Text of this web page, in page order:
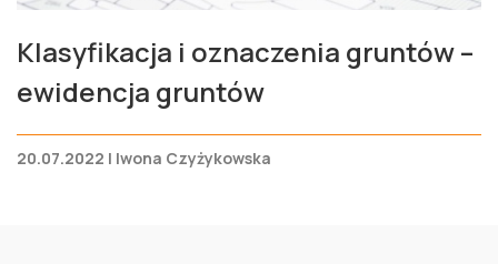
Klasyfikacja i oznaczenia gruntów –
ewidencja gruntów
20.07.2022 | Iwona Czyżykowska